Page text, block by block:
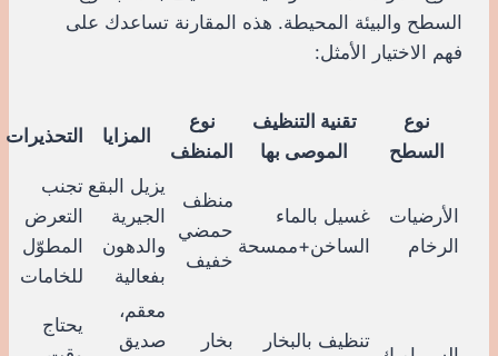
السطح والبيئة المحيطة. هذه المقارنة تساعدك على
فهم الاختيار الأمثل:
نوع
السطح
تقنية التنظيف
الموصى بها
نوع
المنظف
المزايا التحذيرات
الأرضيات
الرخام
غسيل بالماء
الساخن+ممسحة
منظف
حمضي
خفيف
يزيل البقع
الجيرية
والدهون
بفعالية
تجنب
التعرض
المطوّل
للخامات
تنظيف بالبخار بخار
معقم،
صديق
يحتاج